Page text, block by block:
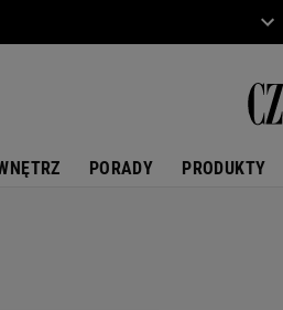
PORADY PRODUKTY